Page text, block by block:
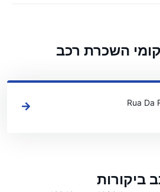
השכרת רכב
העיקריים שלנו בבריירו
Rua Da
ביקורות